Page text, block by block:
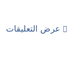
عرض التعليقات